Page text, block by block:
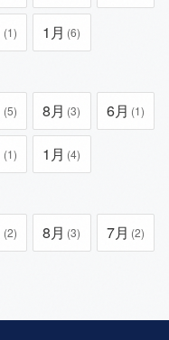
(1) 1月 (6)
(5) 8月 (3) 6月 (1)
(1) 1月 (4)
(2) 8月 (3) 7月 (2)